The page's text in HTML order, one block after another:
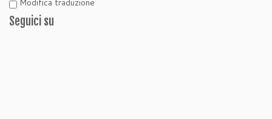
Modifica traduzione
Seguici su